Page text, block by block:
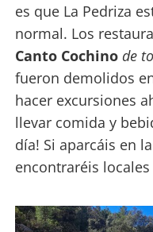
es que La Pedriza
normal. Los
Canto Cochino de
fueron demolidos
hacer excursiones
llevar comida y
día! Si aparcáis en
encontraréis